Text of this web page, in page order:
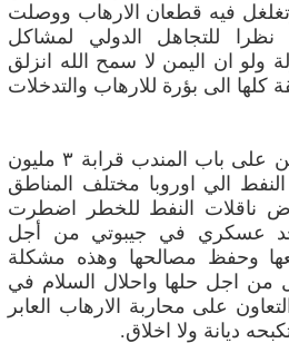
فيه قطعان الارهاب ووصلت
نظرا للتجاهل الدولي لمشاكل
ولو ان اليمن لا سمح الله انزلق
كلها الى بؤرة للارهاب والتدخلات
وقال الاخ الرئيس : تمر من على باب المندب قرابة ٣ مليون
الي اوروبا مختلف المناطق
ناقلات النفط للخطر اضطرت
عسكري في جيبوتي من أجل
وحفظ مصالحها وهذه مشكلة
من اجل حلها واحلال السلام في
على محاربة الارهاب العابر
ديانة ولا اخلاق.